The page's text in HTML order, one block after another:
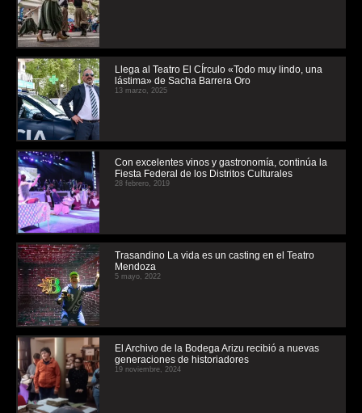
Llega al Teatro El CÍrculo «Todo muy lindo, una
lástima» de Sacha Barrera Oro
13 marzo, 2025
Con excelentes vinos y gastronomía, continúa la
Fiesta Federal de los Distritos Culturales
28 febrero, 2019
Trasandino La vida es un casting en el Teatro
Mendoza
5 mayo, 2022
El Archivo de la Bodega Arizu recibió a nuevas
generaciones de historiadores
19 noviembre, 2024